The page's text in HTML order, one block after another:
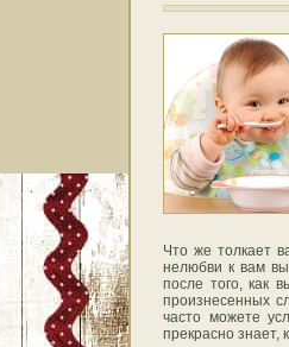
Что же толкает
нелюбви к вам
после того, как
произнесенных
часто можете
прекрасно знает,